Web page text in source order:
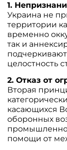
1.
Украина не
территории
временно
так и
целостность
2. Отказ от
Вторая
касающихся
оборонных
помощи от